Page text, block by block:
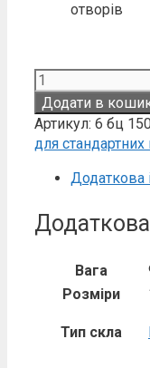
отворів
Скло
мм
матове
кількість
Додати в
Артикул: 6 бц
для стандартних
Додаткова
Вага
Розміри
Тип скла